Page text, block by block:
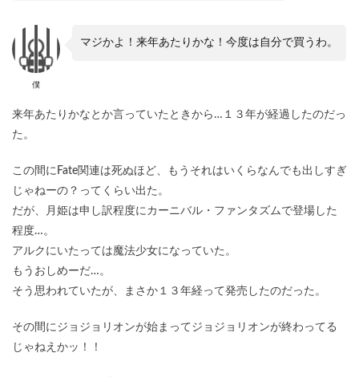
僕
マジかよ！来年あたりかな！今度は自分で買うわ。
来年あたりかなとか言っていたときから…１３年が経過したのだっ
た。
この間にFate関連は死ぬほど、もうそれはいくらなんでも出しすぎ
じゃねーの？ってくらい出た。
だが、月姫は申し訳程度にカーニバル・ファンタズムで登場した
程度…。
アルクにいたっては魔法少女になっていた。
もうおしめーだ…。
そう思われていたが、まさか１３年経って発売したのだった。
その間にジョジョリオンが始まってジョジョリオンが終わってる
じゃねえかッ！！